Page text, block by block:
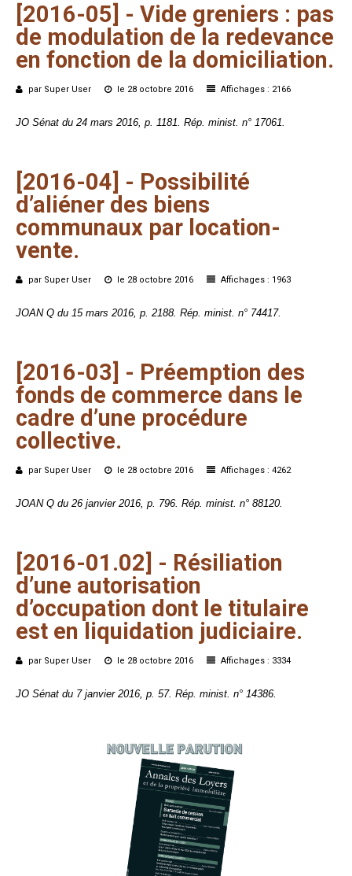
[2016-05] - Vide greniers : pas
de modulation de la redevance
en fonction de la domiciliation.
par Super User le 28 octobre 2016 Affichages : 2166
JO Sénat du 24 mars 2016, p. 1181. Rép. minist. n° 17061.
[2016-04] - Possibilité
d’aliéner des biens
communaux par location-
vente.
par Super User le 28 octobre 2016 Affichages : 1963
JOAN Q du 15 mars 2016, p. 2188. Rép. minist. n° 74417.
[2016-03] - Préemption des
fonds de commerce dans le
cadre d’une procédure
collective.
par Super User le 28 octobre 2016 Affichages : 4262
JOAN Q du 26 janvier 2016, p. 796. Rép. minist. n° 88120.
[2016-01.02] - Résiliation
d’une autorisation
d’occupation dont le titulaire
est en liquidation judiciaire.
par Super User le 28 octobre 2016 Affichages : 3334
JO Sénat du 7 janvier 2016, p. 57. Rép. minist. n° 14386.